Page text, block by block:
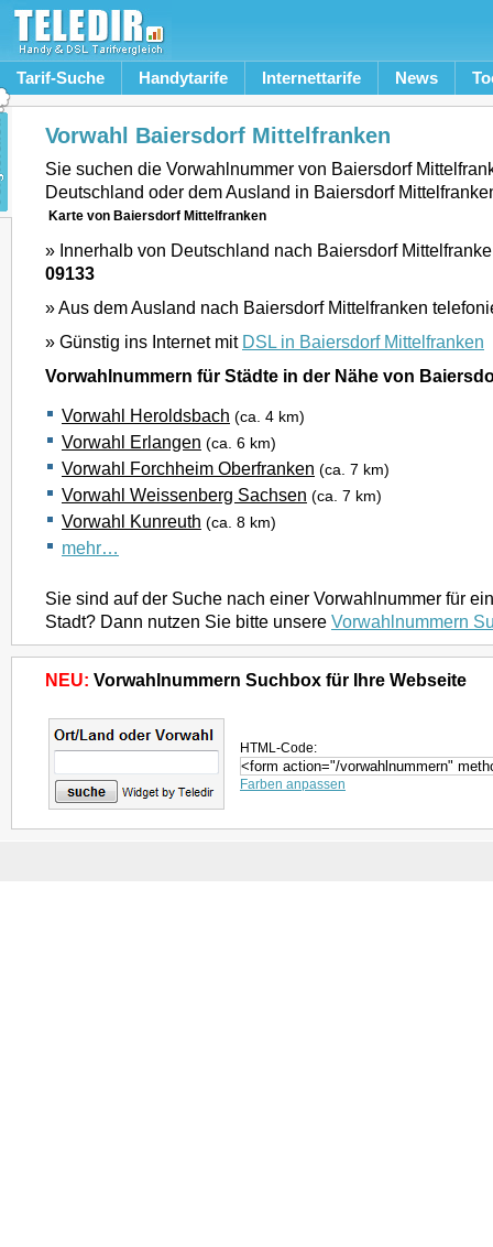
Tarif-Suche Handytarife Internettarife News
Vorwahl Baiersdorf Mittelfranken
Sie suchen die Vorwahlnummer von Baiersdorf
Deutschland oder dem Ausland in Baiersdorf
Karte von Baiersdorf Mittelfranken
» Innerhalb von Deutschland nach Baiersdorf
09133
» Aus dem Ausland nach Baiersdorf Mittelfranken
» Günstig ins Internet mit DSL in Baiersdorf Mittelfranken
Vorwahlnummern für Städte in der Nähe von
Vorwahl Heroldsbach (ca. 4 km)
Vorwahl Erlangen (ca. 6 km)
Vorwahl Forchheim Oberfranken (ca. 7 km)
Vorwahl Weissenberg Sachsen (ca. 7 km)
Vorwahl Kunreuth (ca. 8 km)
mehr…
Sie sind auf der Suche nach einer Vorwahlnummer für
Stadt? Dann nutzen Sie bitte unsere Vorwahlnummern
NEU: Vorwahlnummern Suchbox für Ihre Webseite
HTML-Code:
Farben anpassen